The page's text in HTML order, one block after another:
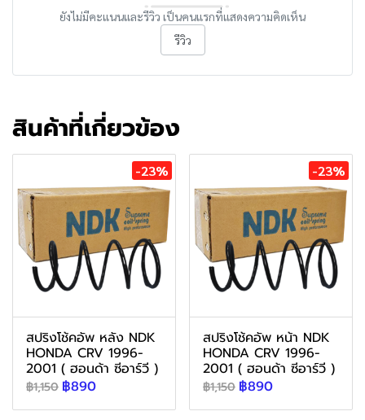
ยังไม่มีคะแนนและรีวิว เป็นคนแรกที่แสดงความคิดเห็น
รีวิว
สินค้าที่เกี่ยวข้อง
-23%
สปริงโช้คอัพ หลัง NDK
HONDA CRV 1996-
2001 ( ฮอนด้า ซีอาร์วี )
฿1,150 ฿890
-23%
สปริงโช้คอัพ หน้า NDK
HONDA CRV 1996-
2001 ( ฮอนด้า ซีอาร์วี )
฿1,150 ฿890